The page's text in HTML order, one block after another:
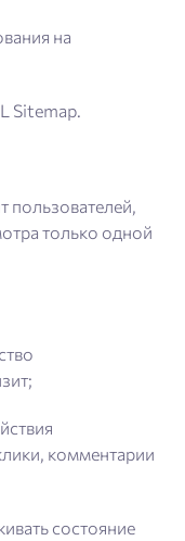
на
Sitemap.
пользователей,
только одной
комментарии
состояние